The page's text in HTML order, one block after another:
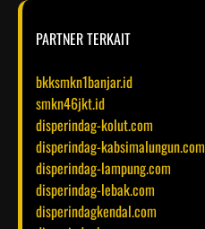
PARTNER TERKAIT
bkksmkn1banjar.id
smkn46jkt.id
disperindag-kolut.com
disperindag-kabsimalungun.com
disperindag-lampung.com
disperindag-lebak.com
disperindagkendal.com